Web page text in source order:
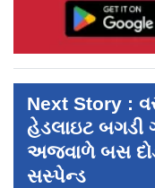
Next Story :
હેડલાઇટ બગડી
અજવાળે બસ
સસ્પેન્ડ